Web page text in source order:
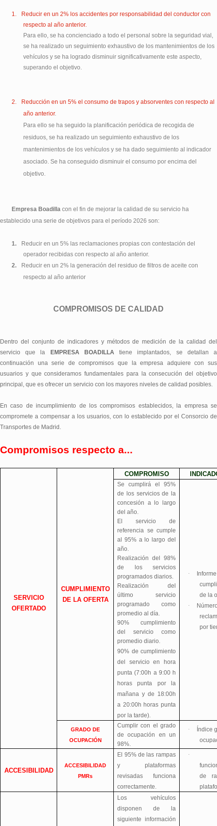
1.
Reducir en un 2% los accidentes por responsabilidad del conductor con
respecto al año anterior.
Para ello, se ha concienciado a todo el personal sobre la seguridad vial,
se ha realizado un seguimiento exhaustivo de los mantenimientos de los
vehículos y se ha logrado disminuir significativamente este aspecto,
superando el objetivo.
2.
Reducción en un 5% el consumo de trapos y absorventes con respecto al
año anterior.
Para ello se ha seguido la planificación periódica de recogida de
residuos, se ha realizado un seguimiento exhaustivo de los
mantenimientos de los vehículos y se ha dado seguimiento al indicador
asociado. Se ha conseguido disminuir el consumo por encima del
objetivo.
Empresa Boadilla con el fin de mejorar la calidad de su servicio ha
establecido una serie de objetivos para el período 2026 son:
1.
Reducir en un 5% las reclamaciones propias con contestación del
operador recibidas con respecto al año anterior.
2.
Reducir en un 2% la generación del residuo de filtros de aceite con
respecto al año anterior
COMPROMISOS DE CALIDAD
Dentro del conjunto de indicadores y métodos de medición de la calidad del
servicio que la
EMPRESA BOADILLAtiene implantados, se detallan a
continuación una serie de compromisos que la empresa adquiere con sus
usuarios y que consideramos fundamentales para la consecución del objetivo
principal, que es ofrecer un servicio con los mayores niveles de calidad posibles.
En caso de incumplimiento de los compromisos establecidos, la empresa se
compromete a compensar a los usuarios, con lo establecido por el Consorcio de
Transportes de Madrid.
Compromisos respecto a...
SERVICIO
OFERTADO
CUMPLIMIENTO
DE LA OFERTA
COMPROMISO
Se cumplirá el 95%
de los servicios de la
concesión a lo largo
del año.
El servicio de
referencia se cumple
al 95% a lo largo del
año.
Realización del 98%
de los servicios
programados diarios.
Realización del
último servicio
programado como
promedio al día.
90% cumplimiento
del servicio como
promedio diario.
90% de cumplimiento
del servicio en hora
punta (7:00h a 9:00 h
horas punta por la
mañana y de 18:00h
a 20:00h horas punta
por la tarde).
·
de la
·
por
GRADO DE
OCUPACIÓN
Cumplir con el grado
de ocupación en un
98%.
·
Índice
ACCESIBILIDAD
ACCESIBILIDAD
PMRs
El 95% de las rampas
y plataformas
revisadas funciona
correctamente.
·
de
Los vehículos
disponen de la
siguiente información